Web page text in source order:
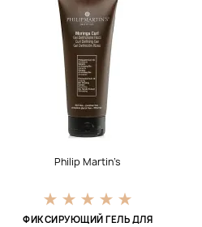
Philip Martin’s
ФИКСИРУЮЩИЙ ГЕЛЬ ДЛЯ